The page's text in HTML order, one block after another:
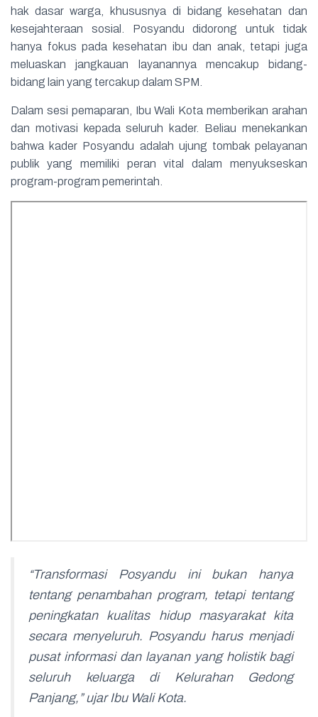
hak dasar warga, khususnya di bidang kesehatan dan
kesejahteraan sosial. Posyandu didorong untuk tidak
hanya fokus pada kesehatan ibu dan anak, tetapi juga
meluaskan jangkauan layanannya mencakup bidang-
bidang lain yang tercakup dalam SPM.
Dalam sesi pemaparan, Ibu Wali Kota memberikan arahan
dan motivasi kepada seluruh kader. Beliau menekankan
bahwa kader Posyandu adalah ujung tombak pelayanan
publik yang memiliki peran vital dalam menyukseskan
program-program pemerintah.
“Transformasi Posyandu ini bukan hanya
tentang penambahan program, tetapi tentang
peningkatan kualitas hidup masyarakat kita
secara menyeluruh. Posyandu harus menjadi
pusat informasi dan layanan yang holistik bagi
seluruh keluarga di Kelurahan Gedong
Panjang,” ujar Ibu Wali Kota.